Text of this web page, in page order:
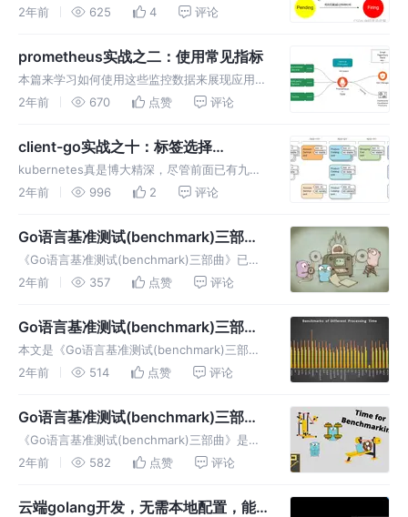
起来学习prometheus的告警功能，整个告警功
2年前 625 4 评论
prometheus实战之二：使用常见指标
本篇来学习如何使用这些监控数据来展现应用服
务器综合状态，例如CPU、内存、磁盘、网络等
prometheus的指标和查询语言PromQL有了最
基本的了解，算是入门了
2年前 670 点赞 评论
client-go实战之十：标签选择
（labels.Selector），重要
kubernetes真是博大精深，尽管前面已有九篇
实战，依然有个十分重要的基础知识点没覆盖
2年前 996 2 评论
Go语言基准测试(benchmark)三部曲
之三：提高篇
《Go语言基准测试(benchmark)三部曲》已近
尾声，现在可以学习一些进阶版的技能了，在面
还有几个坑也要提前了解，避免以后掉进去
2年前 357 点赞 评论
Go语言基准测试(benchmark)三部曲
之二：内存篇
本文是《Go语言基准测试(benchmark)三部
曲》的第二篇，目标是掌握如何用基准测试来观
2年前 514 点赞 评论
Go语言基准测试(benchmark)三部曲
之一：基础篇
《Go语言基准测试(benchmark)三部曲》是欣
宸的优异又一系列原创，旨在通过简单的编码实
共分为：基础篇、内存篇、提高篇三部分
2年前 582 点赞 评论
云端golang开发，无需本地配置，能